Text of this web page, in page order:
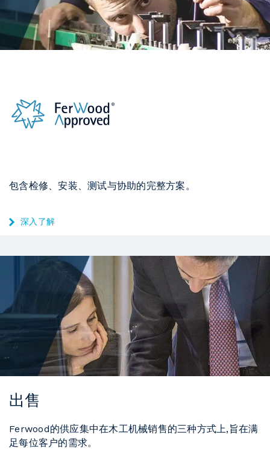
包含检修、安装、测试与协助的完整方案。
深入了解
出售
Ferwood的供应集中在木工机械销售的三种方式上,旨在满
足每位客户的需求。